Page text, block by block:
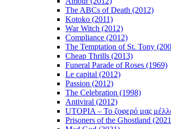
The ABCs of Death (2012)
Kotoko (2011)
War Witch (2012)
Compliance (2012)
The Temptation of St. Tony
Cheap Thrills (2013)
Funeral Parade of Roses (1969)
Le capital (2012)
Passion (2012)
The Celebration (1998)
Antiviral (2012)
UTOPIA – Το ζοφερό μας
Prisoners of the Ghostland